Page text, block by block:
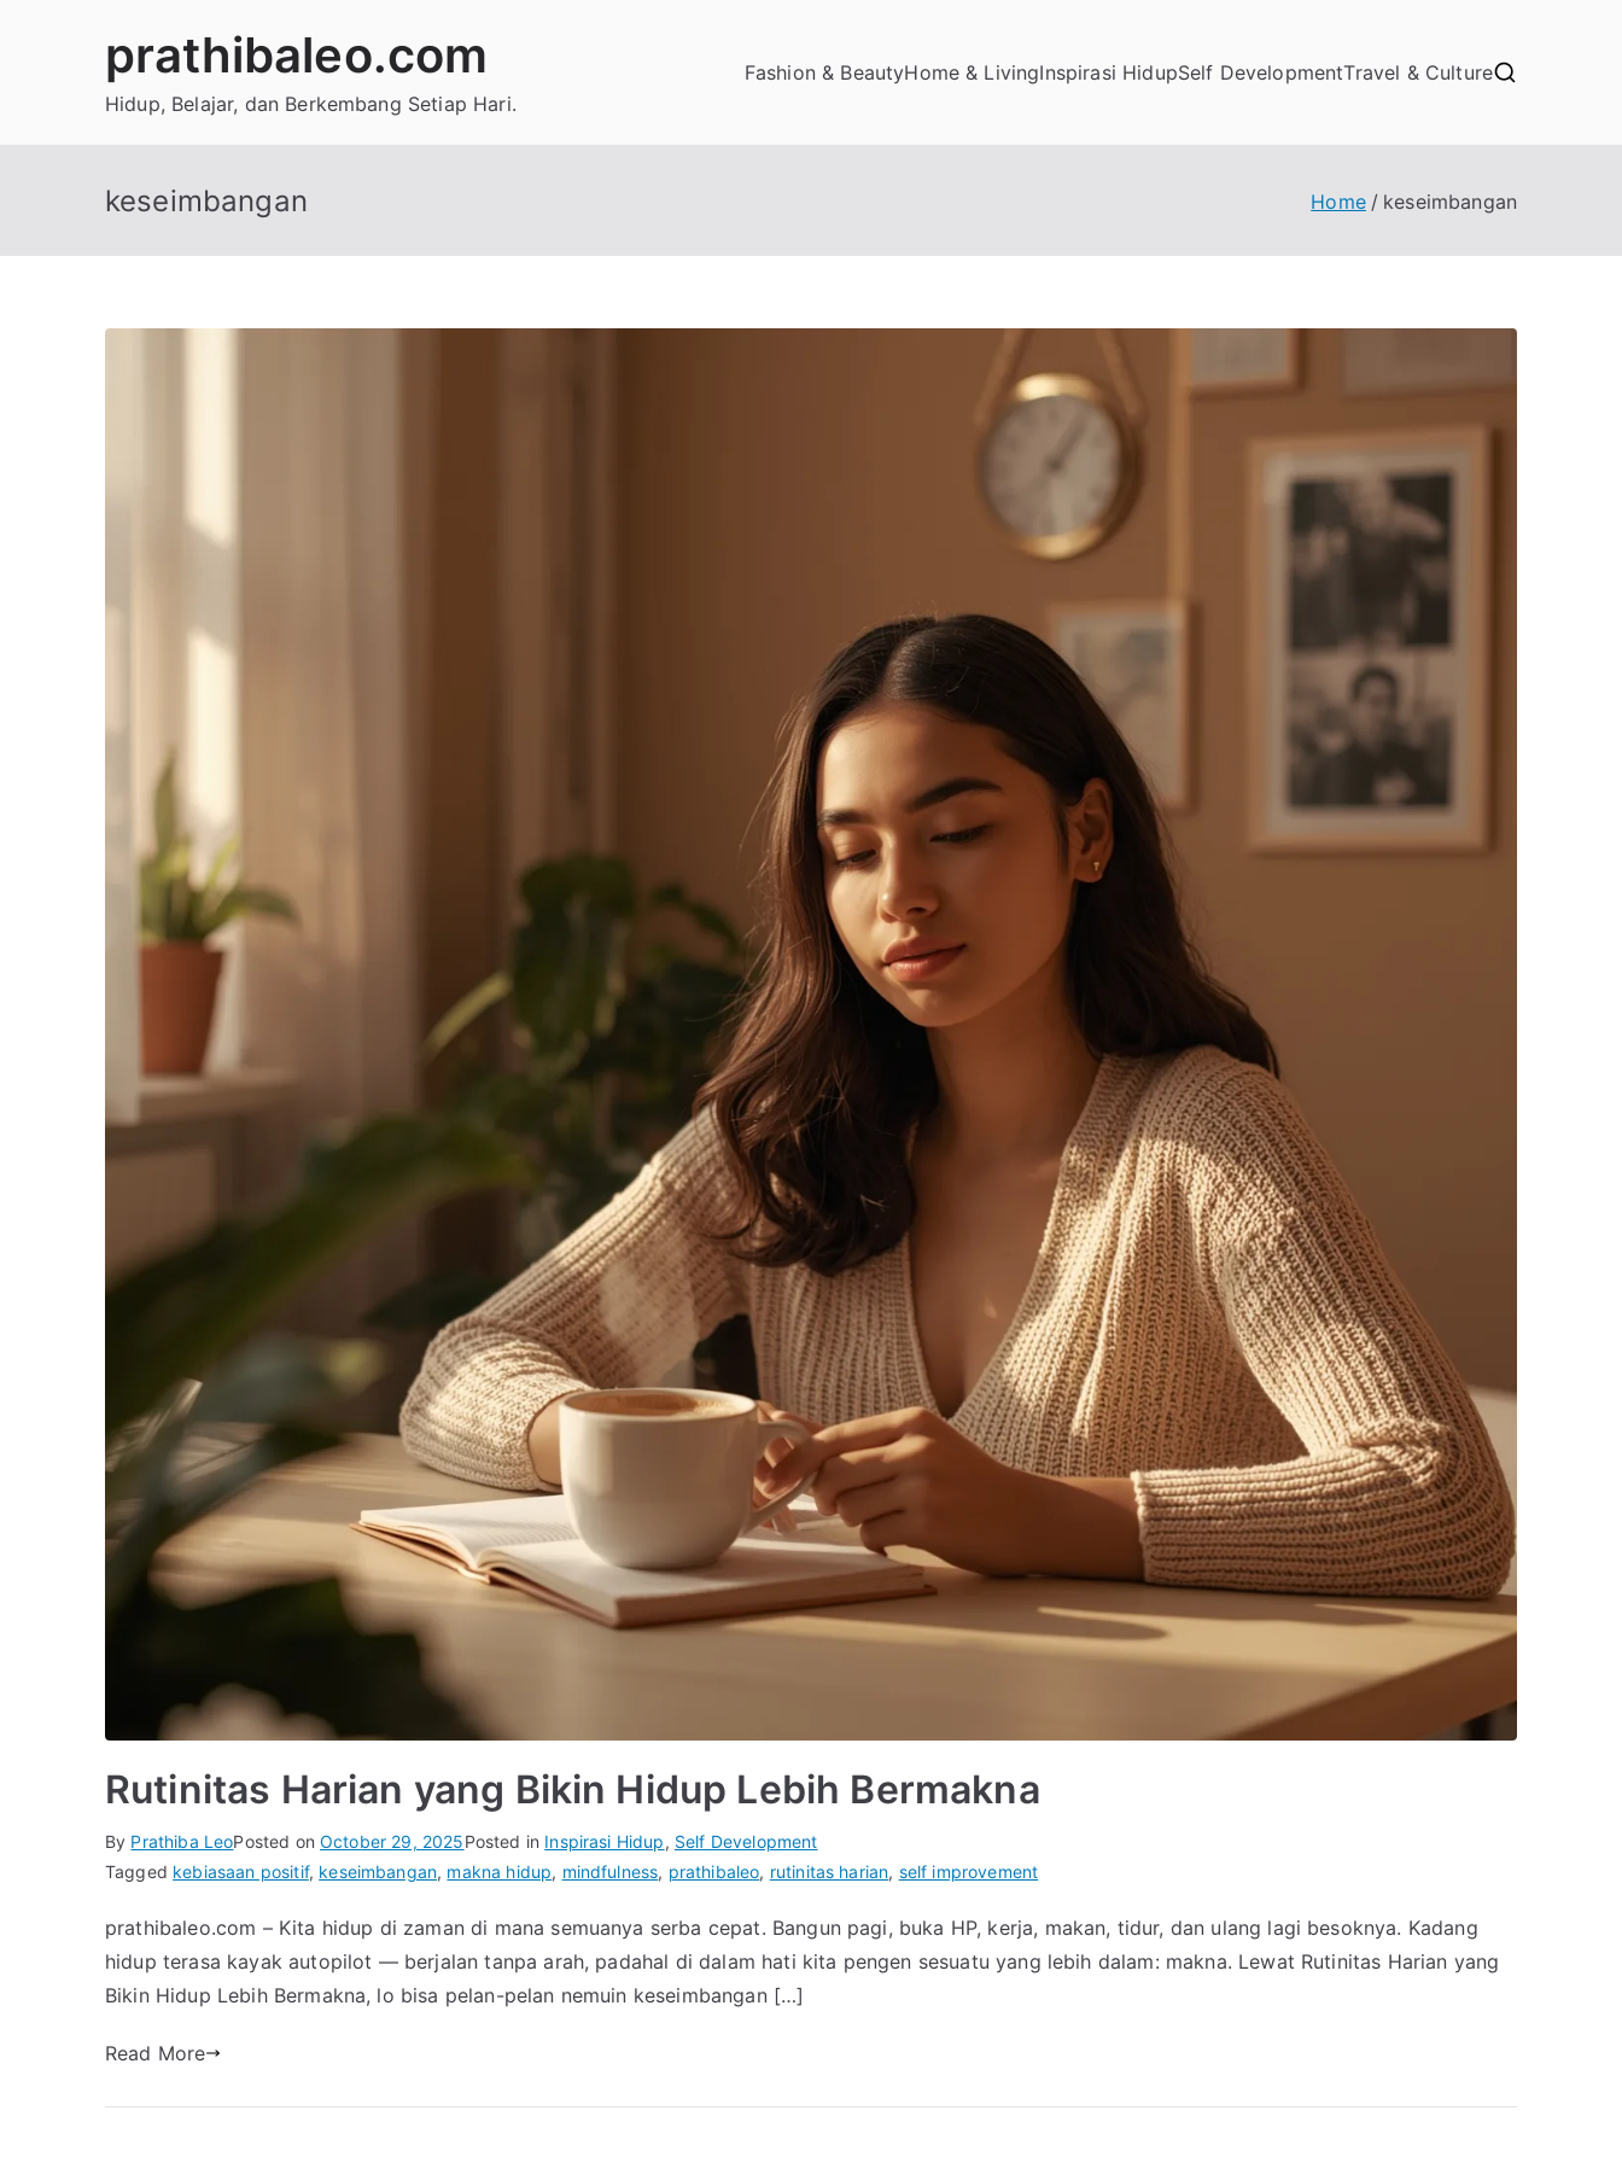
prathibaleo.com
Hidup, Belajar, dan Berkembang Setiap Hari.
Fashion & BeautyHome & LivingInspirasi HidupSelf DevelopmentTravel & Culture
keseimbangan Home keseimbangan
Rutinitas Harian yang Bikin Hidup Lebih Bermakna
By Prathiba LeoPosted onOctober 29, 2025Posted in Inspirasi Hidup, Self Development
Tagged kebiasaan positif, keseimbangan, makna hidup, mindfulness, prathibaleo, rutinitas harian, self improvement
prathibaleo.com – Kita hidup di zaman di mana semuanya serba cepat. Bangun pagi, buka HP, kerja, makan, tidur, dan ulang lagi besoknya. Kadang
hidup terasa kayak autopilot — berjalan tanpa arah, padahal di dalam hati kita pengen sesuatu yang lebih dalam: makna. Lewat Rutinitas Harian yang
Bikin Hidup Lebih Bermakna, lo bisa pelan-pelan nemuin keseimbangan […]
Read More